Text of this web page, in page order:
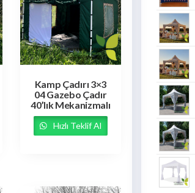
Kamp Çadırı 3×3
04 Gazebo Çadır
40’lık Mekanizmalı
Hızlı Teklif Al